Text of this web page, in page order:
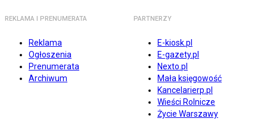
REKLAMA I PRENUMERATA
Reklama
Ogłoszenia
Prenumerata
Archiwum
PARTNERZY
E-kiosk.pl
E-gazety.pl
Nexto.pl
Mała księgowość
Kancelarierp.pl
Wieści Rolnicze
Życie Warszawy